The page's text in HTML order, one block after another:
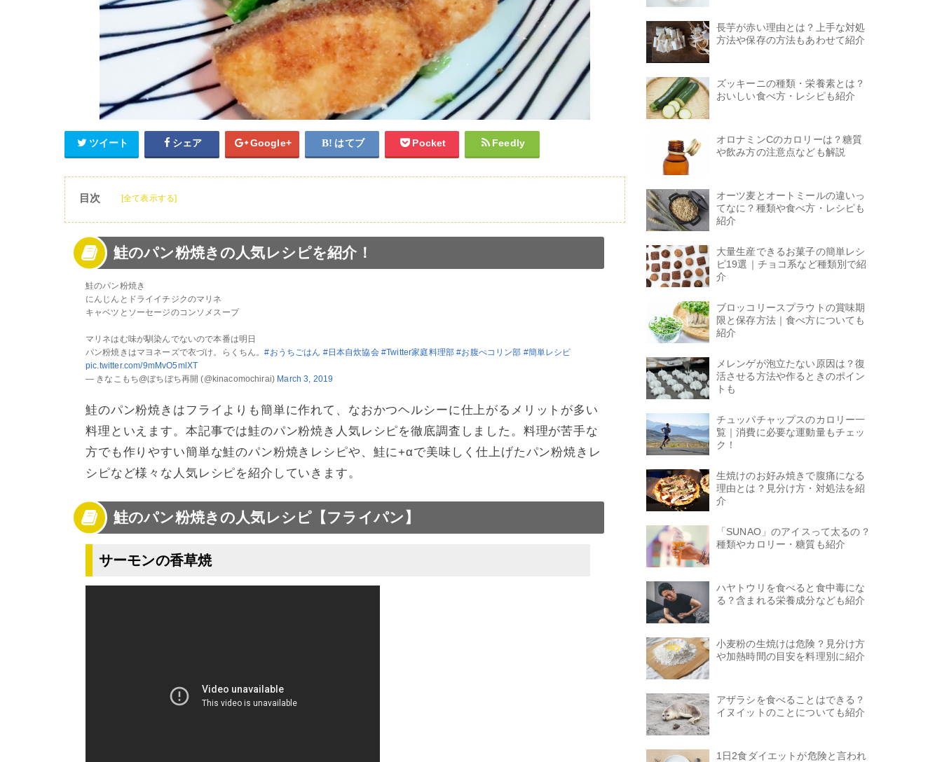
ツイート シェア Google+ はてブ Pocket Feedly
目次 [全て表示する]
3 鮭のパン粉焼きの人気レシピ【オーブン・トースター】
4 鮭のパン粉焼きの人気レシピまとめ
鮭のパン粉焼きの人気レシピを紹介！
鮭のパン粉焼き
にんじんとドライイチジクのマリネ
キャベツとソーセージのコンソメスープ
マリネはむ味が馴染んでないので本番は明日
パン粉焼きはマヨネーズで衣づけ。らくちん。#おうちごはん #日本自炊協会 #Twitter家庭料理部 #お腹ぺコリン部 #簡単レシピ
pic.twitter.com/9mMvO5mlXT
— きなこもち@ぼちぼち再開 (@kinacomochirai) March 3, 2019
鮭のパン粉焼きはフライよりも簡単に作れて、なおかつヘルシーに仕上がるメリットが多い
料理といえます。本記事では鮭のパン粉焼き人気レシピを徹底調査しました。料理が苦手な
方でも作りやすい簡単な鮭のパン粉焼きレシピや、鮭に+αで美味しく仕上げたパン粉焼きレ
シピなど様々な人気レシピを紹介していきます。
鮭のパン粉焼きの人気レシピ【フライパン】
サーモンの香草焼
長芋が赤い理由とは？上手な対処
方法や保存の方法もあわせて紹介
ズッキーニの種類・栄養素とは？
おいしい食べ方・レシピも紹介
オロナミンCのカロリーは？糖質
や飲み方の注意点なども解説
オーツ麦とオートミールの違いっ
てなに？種類や食べ方・レシピも
紹介
大量生産できるお菓子の簡単レシ
ピ19選｜チョコ系など種類別で紹
介
ブロッコリースプラウトの賞味期
限と保存方法｜食べ方についても
紹介
メレンゲが泡立たない原因は？復
活させる方法や作るときのポイン
トも
チュッパチャップスのカロリー一
覧｜消費に必要な運動量もチェッ
ク！
生焼けのお好み焼きで腹痛になる
理由とは？見分け方・対処法を紹
介
「SUNAO」のアイスって太るの？
種類やカロリー・糖質も紹介
ハヤトウリを食べると食中毒にな
る？含まれる栄養成分なども紹介
小麦粉の生焼けは危険？見分け方
や加熱時間の目安を料理別に紹介
アザラシを食べることはできる？
イヌイットのことについても紹介
1日2食ダイエットが危険と言われ